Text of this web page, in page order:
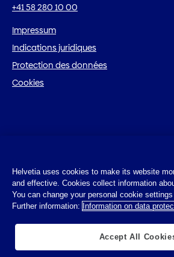
+41 58 280 10 00
Impressum
Indications juridiques
Protection des données
Cookies
Helvetia uses cookies to make its website
and effective. Cookies collect information
You can change your personal cookie
Further information: Information on data
Accept All